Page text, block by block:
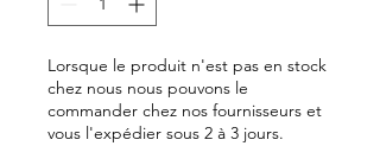
Lorsque le produit n'est pas en stock
chez nous nous pouvons le
commander chez nos fournisseurs et
vous l'expédier sous 2 à 3 jours.